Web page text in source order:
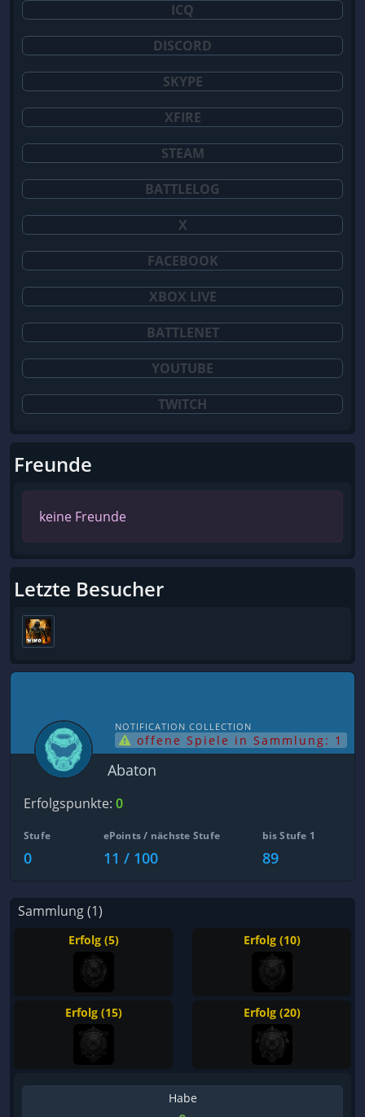
ICQ
DISCORD
SKYPE
XFIRE
STEAM
BATTLELOG
X
FACEBOOK
XBOX LIVE
BATTLENET
YOUTUBE
TWITCH
Freunde
keine Freunde
Letzte Besucher
NOTIFICATION COLLECTION
offene Spiele in Sammlung: 1
Abaton
Erfolgspunkte: 0
Stufe
0
ePoints / nächste Stufe
11 / 100
bis Stufe 1
89
Sammlung (1)
Erfolg (5) Erfolg (10)
Erfolg (15) Erfolg (20)
Habe